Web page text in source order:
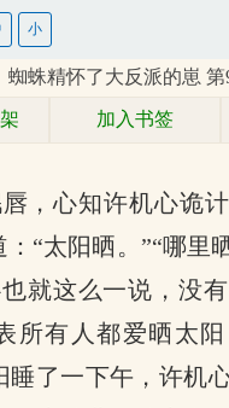
小
蜘蛛精怀了大反派的崽 第
加入书签
，心知许机心诡
“太阳晒。”“哪里
就这么一说，没
所有人都爱晒太
睡了一下午，许机